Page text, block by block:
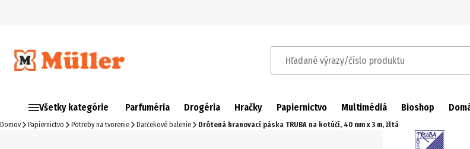
Hľadané výrazy/číslo produktu
Všetky kategórie Parfuméria Drogéria Hračky Papiernictvo Multimédiá Bioshop
Domov Papiernictvo Potreby na tvorenie Darčekové balenie Drôtená hranovací páska TRUBA na kotúči, 40 mm x 3 m, žltá